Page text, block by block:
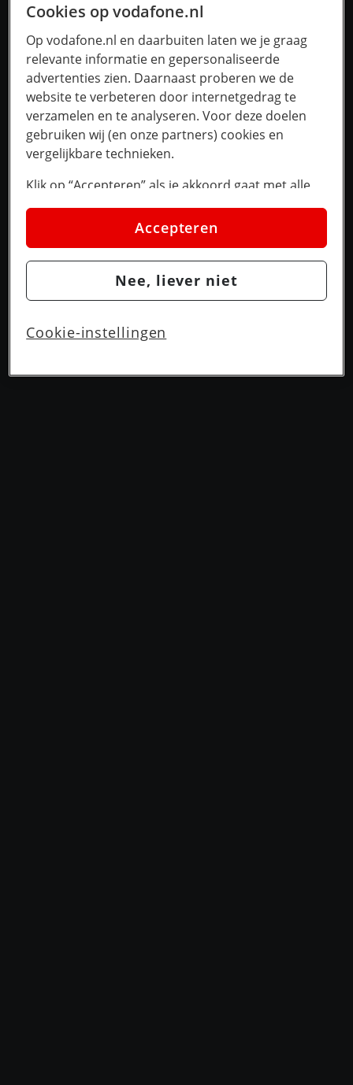
Cookies op vodafone.nl
Op vodafone.nl en daarbuiten laten we je graag
relevante informatie en gepersonaliseerde
advertenties zien. Daarnaast proberen we de
website te verbeteren door internetgedrag te
verzamelen en te analyseren. Voor deze doelen
gebruiken wij (en onze partners) cookies en
vergelijkbare technieken.
Klik op “Accepteren” als je akkoord gaat met alle
cookies. Kies je voor “Nee, liever niet”, dan
plaatsen we alleen strikt noodzakelijke cookies om
de website goed te laten werken. Dat betekent dat
we geen vormen van personalisatie toepassen.
Via cookie instellingen kan je zelf bepalen welke
wijzigen of intrekken op de
Accepteren
Nee, liever niet
Cookie-instellingen